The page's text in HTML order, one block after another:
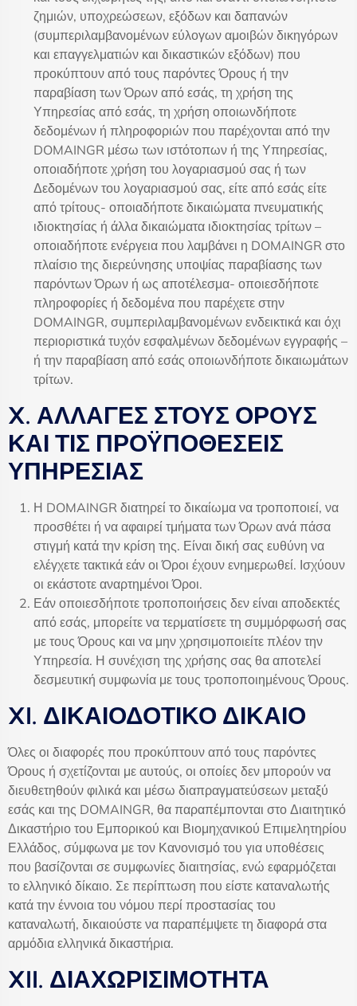
ζημιών, υποχρεώσεων, εξόδων και δαπανών
(συμπεριλαμβανομένων εύλογων αμοιβών δικηγόρων
και επαγγελματιών και δικαστικών εξόδων) που
προκύπτουν από τους παρόντες Όρους ή την
παραβίαση των Όρων από εσάς, τη χρήση της
Υπηρεσίας από εσάς, τη χρήση οποιωνδήποτε
δεδομένων ή πληροφοριών που παρέχονται από την
DOMAINGR μέσω των ιστότοπων ή της Υπηρεσίας,
οποιαδήποτε χρήση του λογαριασμού σας ή των
Δεδομένων του λογαριασμού σας, είτε από εσάς είτε
από τρίτους- οποιαδήποτε δικαιώματα πνευματικής
ιδιοκτησίας ή άλλα δικαιώματα ιδιοκτησίας τρίτων –
οποιαδήποτε ενέργεια που λαμβάνει η DOMAINGR στο
πλαίσιο της διερεύνησης υποψίας παραβίασης των
παρόντων Όρων ή ως αποτέλεσμα- οποιεσδήποτε
πληροφορίες ή δεδομένα που παρέχετε στην
DOMAINGR, συμπεριλαμβανομένων ενδεικτικά και όχι
περιοριστικά τυχόν εσφαλμένων δεδομένων εγγραφής –
ή την παραβίαση από εσάς οποιωνδήποτε δικαιωμάτων
τρίτων.
X. ΑΛΛΑΓΕΣ ΣΤΟΥΣ ΟΡΟΥΣ
ΚΑΙ ΤΙΣ ΠΡΟΫΠΟΘΕΣΕΙΣ
ΥΠΗΡΕΣΙΑΣ
Η DOMAINGR διατηρεί το δικαίωμα να τροποποιεί, να
προσθέτει ή να αφαιρεί τμήματα των Όρων ανά πάσα
στιγμή κατά την κρίση της. Είναι δική σας ευθύνη να
ελέγχετε τακτικά εάν οι Όροι έχουν ενημερωθεί. Ισχύουν
οι εκάστοτε αναρτημένοι Όροι.
Εάν οποιεσδήποτε τροποποιήσεις δεν είναι αποδεκτές
από εσάς, μπορείτε να τερματίσετε τη συμμόρφωσή σας
με τους Όρους και να μην χρησιμοποιείτε πλέον την
Υπηρεσία. Η συνέχιση της χρήσης σας θα αποτελεί
δεσμευτική συμφωνία με τους τροποποιημένους Όρους.
XI. ΔΙΚΑΙΟΔΟΤΙΚΟ ΔΙΚΑΙΟ
Όλες οι διαφορές που προκύπτουν από τους παρόντες
Όρους ή σχετίζονται με αυτούς, οι οποίες δεν μπορούν να
διευθετηθούν φιλικά και μέσω διαπραγματεύσεων μεταξύ
εσάς και της DOMAINGR, θα παραπέμπονται στο Διαιτητικό
Δικαστήριο του Εμπορικού και Βιομηχανικού Επιμελητηρίου
Ελλάδος, σύμφωνα με τον Κανονισμό του για υποθέσεις
που βασίζονται σε συμφωνίες διαιτησίας, ενώ εφαρμόζεται
το ελληνικό δίκαιο. Σε περίπτωση που είστε καταναλωτής
κατά την έννοια του νόμου περί προστασίας του
καταναλωτή, δικαιούστε να παραπέμψετε τη διαφορά στα
αρμόδια ελληνικά δικαστήρια.
XII. ΔΙΑΧΩΡΙΣΙΜΟΤΗΤΑ